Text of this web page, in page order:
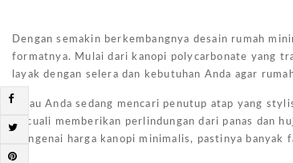
Dengan semakin berkembangnya desain rumah
formatnya. Mulai dari kanopi polycarbonate yang
layak dengan selera dan kebutuhan Anda agar
Kalau Anda sedang mencari penutup atap yang
Kecuali memberikan perlindungan dari panas dan
mengenai harga kanopi minimalis, pastinya